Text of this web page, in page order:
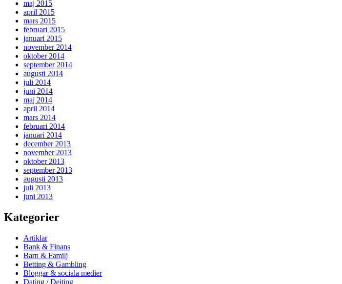
maj 2015
april 2015
mars 2015
februari 2015
januari 2015
november 2014
oktober 2014
september 2014
augusti 2014
juli 2014
juni 2014
maj 2014
april 2014
mars 2014
februari 2014
januari 2014
december 2013
november 2013
oktober 2013
september 2013
augusti 2013
juli 2013
juni 2013
Kategorier
Artiklar
Bank & Finans
Barn & Familj
Betting & Gambling
Bloggar & sociala medier
Dating / Dejting